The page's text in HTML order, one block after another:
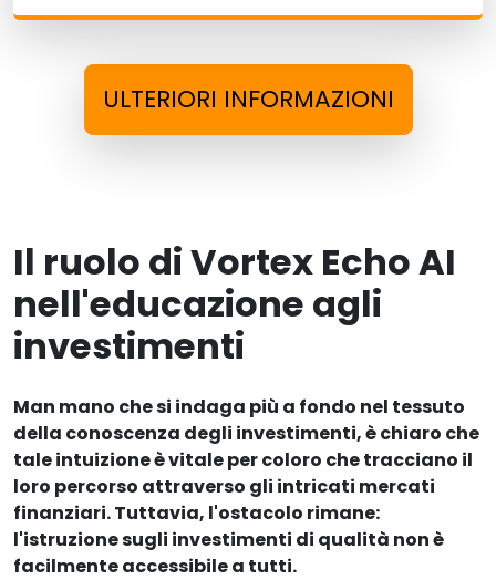
ULTERIORI INFORMAZIONI
Il ruolo di Vortex Echo AI
nell'educazione agli
investimenti
Man mano che si indaga più a fondo nel tessuto
della conoscenza degli investimenti, è chiaro che
tale intuizione è vitale per coloro che tracciano il
loro percorso attraverso gli intricati mercati
finanziari. Tuttavia, l'ostacolo rimane:
l'istruzione sugli investimenti di qualità non è
facilmente accessibile a tutti.